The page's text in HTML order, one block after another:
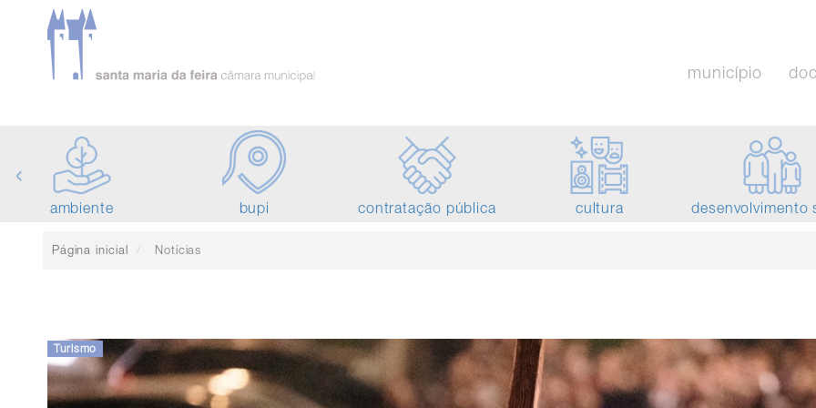
município
ambiente bupi contratação pública cultura desenvolvimento
‹
Página inicial Notícias
Turismo